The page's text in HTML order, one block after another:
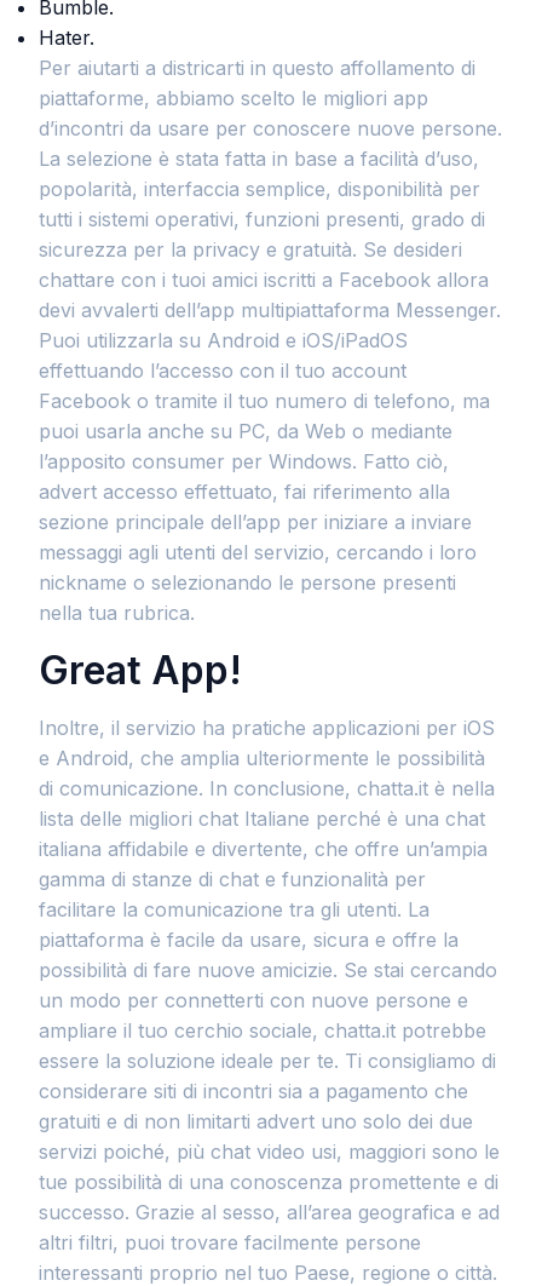
Bumble.
Hater.
Per aiutarti a districarti in questo affollamento di
piattaforme, abbiamo scelto le migliori app
d’incontri da usare per conoscere nuove persone.
La selezione è stata fatta in base a facilità d’uso,
popolarità, interfaccia semplice, disponibilità per
tutti i sistemi operativi, funzioni presenti, grado di
sicurezza per la privacy e gratuità. Se desideri
chattare con i tuoi amici iscritti a Facebook allora
devi avvalerti dell’app multipiattaforma Messenger.
Puoi utilizzarla su Android e iOS/iPadOS
effettuando l’accesso con il tuo account
Facebook o tramite il tuo numero di telefono, ma
puoi usarla anche su PC, da Web o mediante
l’apposito consumer per Windows. Fatto ciò,
advert accesso effettuato, fai riferimento alla
sezione principale dell’app per iniziare a inviare
messaggi agli utenti del servizio, cercando i loro
nickname o selezionando le persone presenti
nella tua rubrica.
Great App!
Inoltre, il servizio ha pratiche applicazioni per iOS
e Android, che amplia ulteriormente le possibilità
di comunicazione. In conclusione, chatta.it è nella
lista delle migliori chat Italiane perché è una chat
italiana affidabile e divertente, che offre un’ampia
gamma di stanze di chat e funzionalità per
facilitare la comunicazione tra gli utenti. La
piattaforma è facile da usare, sicura e offre la
possibilità di fare nuove amicizie. Se stai cercando
un modo per connetterti con nuove persone e
ampliare il tuo cerchio sociale, chatta.it potrebbe
essere la soluzione ideale per te. Ti consigliamo di
considerare siti di incontri sia a pagamento che
gratuiti e di non limitarti advert uno solo dei due
servizi poiché, più chat video usi, maggiori sono le
tue possibilità di una conoscenza promettente e di
successo. Grazie al sesso, all’area geografica e ad
altri filtri, puoi trovare facilmente persone
interessanti proprio nel tuo Paese, regione o città.